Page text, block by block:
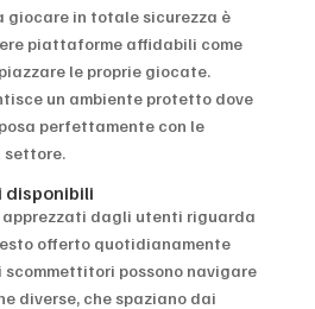
giocare in totale sicurezza è
piattaforme affidabili come
le proprie giocate.
un ambiente protetto dove
perfettamente con le
settore.
disponibili
dagli utenti riguarda
offerto quotidianamente
possono navigare
diverse, che spaziano dai